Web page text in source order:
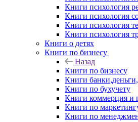
Книги психология
Книги психология
Книги психология
Книги психология
Книги о детях
Книги по бизнесу
Назад
Книги по бизнесу
Книги
Книги по бухучету
Книги коммерция и
Книги по
Книги по